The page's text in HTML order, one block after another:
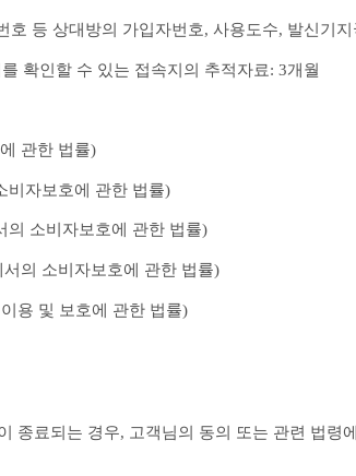
등 상대방의 가입자번호, 사용도수, 발신기
확인할 수 있는 접속지의 추적자료: 3개월
관한 법률)
비자보호에 관한 법률)
의 소비자보호에 관한 법률)
의 소비자보호에 관한 법률)
용 및 보호에 관한 법률)
종료되는 경우, 고객님의 동의 또는 관련 법령